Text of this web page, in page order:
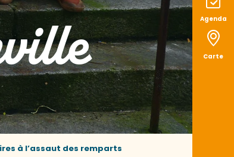
Agenda
Carte
à l’assaut des remparts